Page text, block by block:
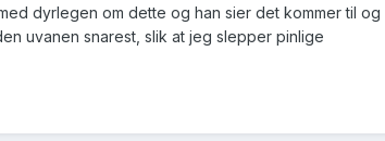
dyrlegen om dette og han sier det kommer til og
uvanen snarest, slik at jeg slepper pinlige